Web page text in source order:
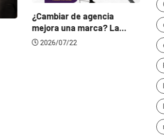
¿Cambiar de agencia
mejora una marca? La...
2026/07/22